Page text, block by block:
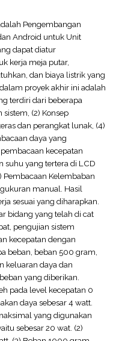
Pengembangan
Android untuk Unit
dapat diatur
kerja meja putar,
dan biaya listrik yang
proyek akhir ini adalah
terdiri dari beberapa
sistem, (2) Konsep
dan perangkat lunak, (4)
daya yang
kecepatan
suhu yang tertera di LCD
Kelembaban
manual. Hasil
sesuai yang diharapkan.
bidang yang telah di cat
pengujian sistem
kecepatan dengan
beban, beban 500 gram,
keluaran daya dan
yang diberikan.
pada level kecepatan 0
daya sebesar 4 watt.
yang digunakan
sebesar 20 wat. (2)